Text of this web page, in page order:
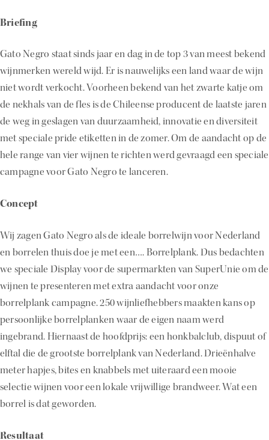
Briefing
Gato Negro staat sinds jaar en dag in de top 3 van meest bekend
wijnmerken wereld wijd. Er is nauwelijks een land waar de wijn
niet wordt verkocht. Voorheen bekend van het zwarte katje om
de nekhals van de fles is de Chileense producent de laatste jaren
de weg in geslagen van duurzaamheid, innovatie en diversiteit
met speciale pride etiketten in de zomer. Om de aandacht op de
hele range van vier wijnen te richten werd gevraagd een speciale
campagne voor Gato Negro te lanceren.
Concept
Wij zagen Gato Negro als de ideale borrelwijn voor Nederland
en borrelen thuis doe je met een…. Borrelplank. Dus bedachten
we speciale Display voor de supermarkten van SuperUnie om de
wijnen te presenteren met extra aandacht voor onze
borrelplank campagne. 250 wijnliefhebbers maakten kans op
persoonlijke borrelplanken waar de eigen naam werd
ingebrand. Hiernaast de hoofdprijs: een honkbalclub, dispuut of
elftal die de grootste borrelplank van Nederland. Drieënhalve
meter hapjes, bites en knabbels met uiteraard een mooie
selectie wijnen voor een lokale vrijwillige brandweer. Wat een
borrel is dat geworden.
Resultaat